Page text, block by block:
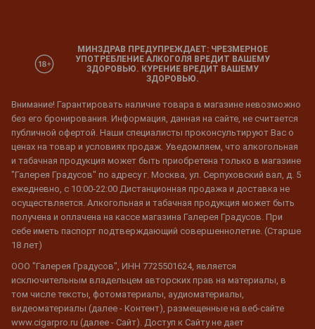
МИНЗДРАВ ПРЕДУПРЕЖДАЕТ: ЧРЕЗМЕРНОЕ
УПОТРЕБЛЕНИЕ АЛКОГОЛЯ ВРЕДИТ ВАШЕМУ
ЗДОРОВЬЮ. КУРЕНИЕ ВРЕДИТ ВАШЕМУ
ЗДОРОВЬЮ.
Внимание! Гарантировать наличие товара в магазине невозможно
без его бронирования. Информация, данная на сайте, не считается
публичной офертой. Наши специалисты проконсультируют Вас о
ценах на товар и условиях продаж. Уведомляем, что алкогольная
и табачная продукция может быть приобретена только в магазине
"Галерея Градусов" по адресу г. Москва, ул. Серпуховский вал, д. 5
ежедневно, с 10:00-22:00 Дистанционная продажа и доставка не
осуществляется. Алкогольная и табачная продукция может быть
получена и оплачена на кассе магазина Галерея Градусов. При
себе иметь паспорт подтверждающий совершеннолетие. (Старше
18 лет)
ООО "Галерея Градусов", ИНН 7725501624, является
исключительным владельцем авторских прав на материалы, в
том числе тексты, фотоматериалы, аудиоматериалы,
видеоматериалы (далее - Контент), размещенные на веб-сайте
www.cigarpro.ru (далее - Сайт). Доступ к Сайту не дает